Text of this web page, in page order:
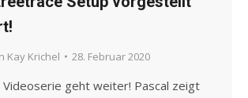
Kay Krichel 28. Februar 2020
Videoserie geht weiter! Pascal zeigt